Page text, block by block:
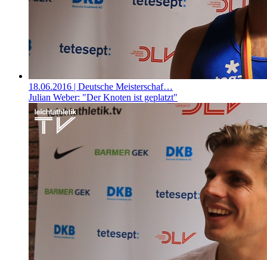
18.06.2016 | Deutsche Meisterschaf…
Julian Weber: "Der Knoten ist geplatzt"